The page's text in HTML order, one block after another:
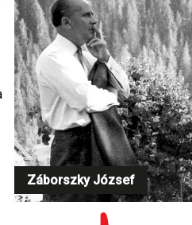
Záborszky József